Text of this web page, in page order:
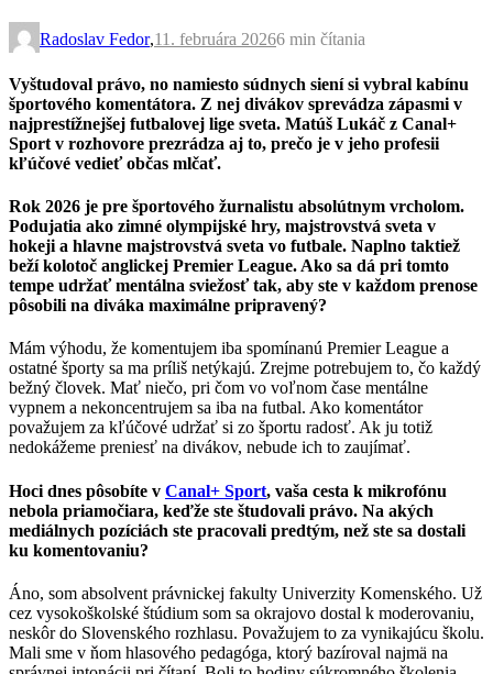
Radoslav Fedor,11. februára 20266 min čítania
Vyštudoval právo, no namiesto súdnych siení si vybral kabínu
športového komentátora. Z nej divákov sprevádza zápasmi v
najprestížnejšej futbalovej lige sveta. Matúš Lukáč z Canal+
Sport v rozhovore prezrádza aj to, prečo je v jeho profesii
kľúčové vedieť občas mlčať.
Rok 2026 je pre športového žurnalistu absolútnym vrcholom.
Podujatia ako zimné olympijské hry, majstrovstvá sveta v
hokeji a hlavne majstrovstvá sveta vo futbale. Naplno taktiež
beží kolotoč anglickej Premier League. Ako sa dá pri tomto
tempe udržať mentálna sviežosť tak, aby ste v každom prenose
pôsobili na diváka maximálne pripravený?
Mám výhodu, že komentujem iba spomínanú Premier League a
ostatné športy sa ma príliš netýkajú. Zrejme potrebujem to, čo každý
bežný človek. Mať niečo, pri čom vo voľnom čase mentálne
vypnem a nekoncentrujem sa iba na futbal. Ako komentátor
považujem za kľúčové udržať si zo športu radosť. Ak ju totiž
nedokážeme preniesť na divákov, nebude ich to zaujímať.
Hoci dnes pôsobíte v Canal+ Sport, vaša cesta k mikrofónu
nebola priamočiara, keďže ste študovali právo. Na akých
mediálnych pozíciách ste pracovali predtým, než ste sa dostali
ku komentovaniu?
Áno, som absolvent právnickej fakulty Univerzity Komenského. Už
cez vysokoškolské štúdium som sa okrajovo dostal k moderovaniu,
neskôr do Slovenského rozhlasu. Považujem to za vynikajúcu školu.
Mali sme v ňom hlasového pedagóga, ktorý bazíroval najmä na